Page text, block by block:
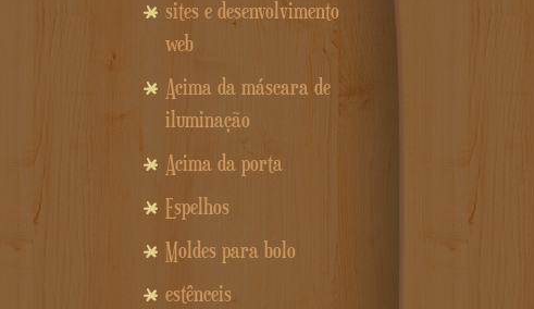
sites e desenvolvimento
web
Acima da máscara de
iluminação
Acima da porta
Espelhos
Moldes para bolo
estênceis